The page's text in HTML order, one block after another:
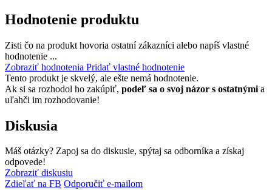
Hodnotenie produktu
Zisti čo na produkt hovoria ostatní zákazníci alebo napíš vlastné
hodnotenie ...
Zobraziť hodnotenia Pridať vlastné hodnotenie
Tento produkt je skvelý, ale ešte nemá hodnotenie.
Ak si sa rozhodol ho zakúpiť, podeľ sa o svoj názor s ostatnými a
uľahči im rozhodovanie!
Diskusia
Máš otázky? Zapoj sa do diskusie, spýtaj sa odborníka a získaj
odpovede!
Zobraziť diskusiu
Zdieľať na FB Odporučiť e-mailom